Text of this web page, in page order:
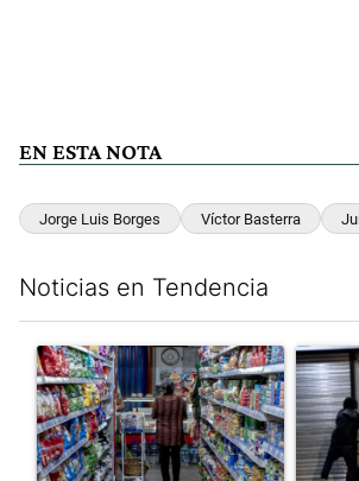
EN ESTA NOTA
Jorge Luis Borges Víctor Basterra
Noticias en Tendencia
Un artículo de tendencia con el título "La
Un